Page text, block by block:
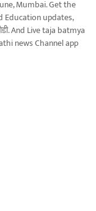
Mumbai. Get the
Education updates,
And Live taja batmya
news Channel app